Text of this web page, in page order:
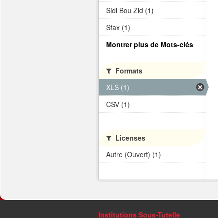
Sidi Bou Zid (1)
Sfax (1)
Montrer plus de Mots-clés
Formats
XLS (1)
CSV (1)
Licenses
Autre (Ouvert) (1)
Institutions Sous-Tutelle